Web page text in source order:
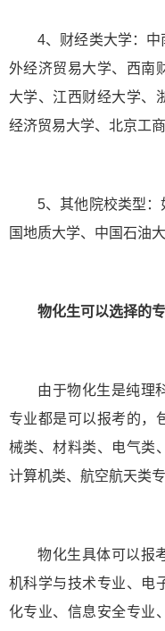
4、财经类大学：
外经济贸易大学、西南
大学、江西财经大学、
经济贸易大学、北京工商
5、其他院校类型
国地质大学、中国石油
物化生可以选择的
由于物化生是纯理
专业都是可以报考的，
械类、材料类、电气类
计算机类、航空航天类
物化生具体可以报
机科学与技术专业、电
化专业、信息安全专业